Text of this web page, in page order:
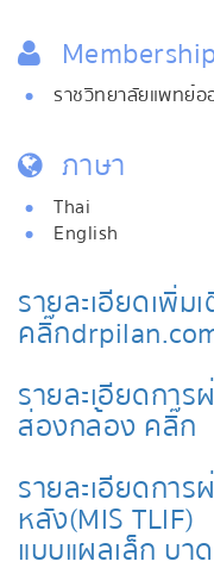
ราชวิทยาลัยแพทย์อ
ภาษา
Thai
English
รายละเอียดเพิ่ม
คลิ๊ก
รายละเอียดกา
ส่องกล้อง คลิ๊ก
รายละเอียดกา
หลัง(MIS TLIF)
แบบแผลเล็ก บา